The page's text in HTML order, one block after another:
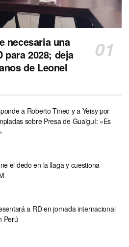
necesaria una
para 2028; deja
de Leonel
a Roberto Tineo y a Yeisy por
sobre Presa de Guaiguí: «Es
el dedo en la llaga y cuestiona
a RD en jornada internacional
Perú